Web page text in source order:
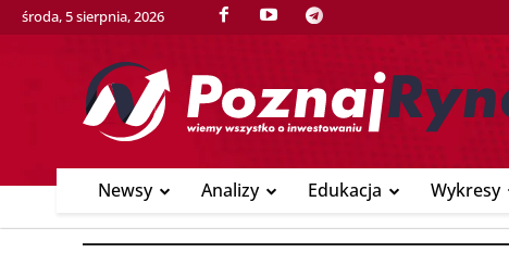
środa, 5 sierpnia, 2026
Newsy Analizy Edukacja Wykresy